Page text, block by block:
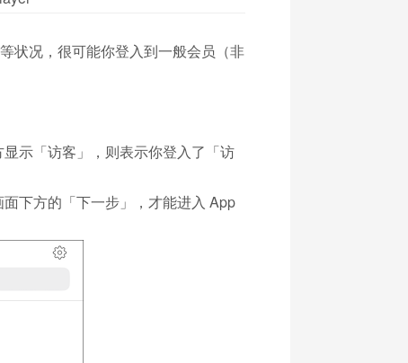
状况，很可能你登入到一般会员（非
示「访客」，则表示你登入了「访
下方的「下一步」，才能进入 App